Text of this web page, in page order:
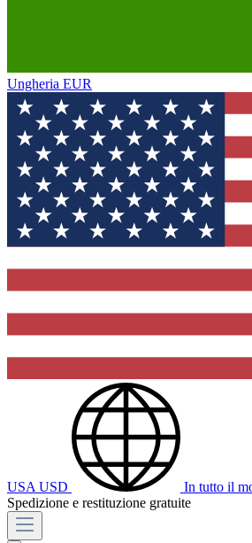
Ungheria EUR
USA USD In tutto il
Spedizione e restituzione gratuite